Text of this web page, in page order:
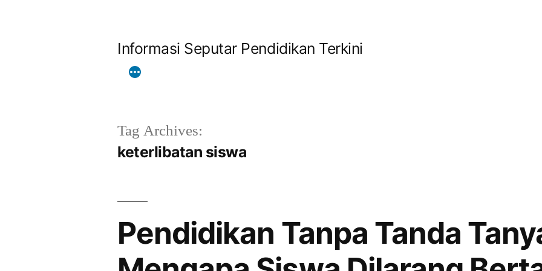
Informasi Seputar Pendidikan Terkini
Tag Archives:
keterlibatan siswa
Pendidikan Tanpa Tanda